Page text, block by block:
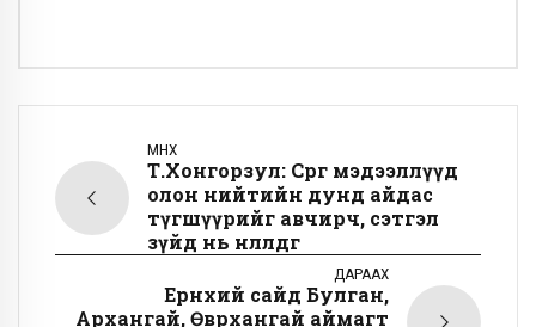
ӨМНӨХ
Т.Хонгорзул: Сөрөг мэдээллүүд
олон нийтийн дунд айдас
түгшүүрийг авчирч, сэтгэл
зүйд нь нөлөөлдөг
ДАРААХ
Ерөнхий сайд Булган,
Архангай, Өвөрхангай аймагт